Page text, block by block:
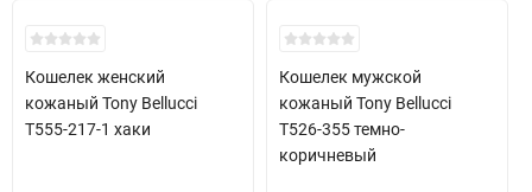
Хит!
Кошелек женский
кожаный Tony Bellucci
T555-217-1 хаки
Хит!
Кошелек мужской
кожаный Tony Bellucci
T526-355 темно-
коричневый